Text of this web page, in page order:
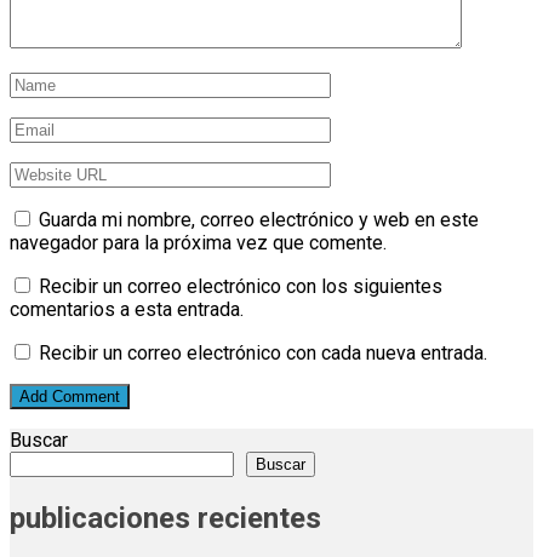
Guarda mi nombre, correo electrónico y web en este
navegador para la próxima vez que comente.
Recibir un correo electrónico con los siguientes
comentarios a esta entrada.
Recibir un correo electrónico con cada nueva entrada.
Buscar
Buscar
publicaciones recientes